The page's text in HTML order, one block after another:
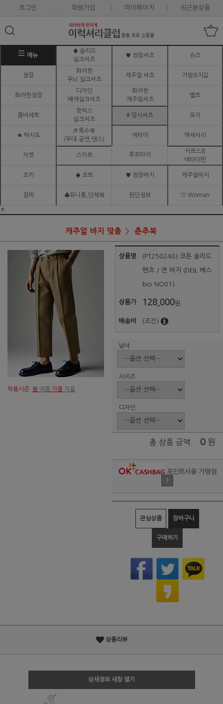
로그인 회원가입 마이페이지 최근본상품
메뉴
♠ 솔리드
실크셔츠
♥ 정장셔츠 슈즈
정장
화려한
무늬 실크셔츠
캐주얼 셔츠 가방&지갑
화려한정장
디자인
배색실크셔츠
화려한
캐주얼셔츠
벨트
콤비세트
핫픽스
실크셔츠
# 망사셔츠 모자
★ 턱시도
♬ 특수복
(무대.공연,댄스)
넥타이 액세서리
자켓 스카프 루프타이
커프스&
넥타이핀
조끼 ♠ 코트 ♥ 정장바지 캐주얼바지
점퍼 ♣유니폼,단체복 원단정보 ♡ Woman
ㅌ
캐주얼 바지 맞춤 춘추복
착용시즌: 봄 여름 가을 겨울
상품명 (PT250240) 코튼 솔리드
팬츠 / 면 바지 (DEIL 베스
bio NO01)
상품가 128,000원
배송비 (조건)
남녀
사이즈
디자인
총 상품 금액 0 원
포인트사용 가맹점
?
관심상품 장바구니
구매하기
상품리뷰
상세정보 새창 열기